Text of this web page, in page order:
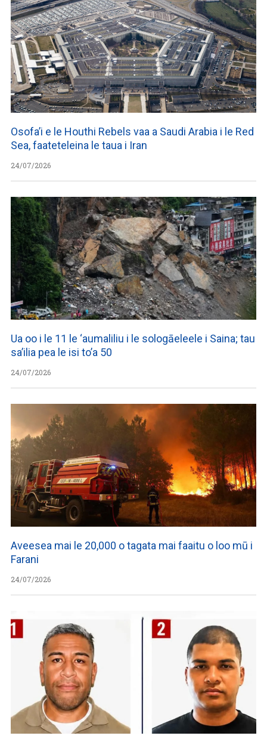
Osofa’i e le Houthi Rebels vaa a Saudi Arabia i le Red
Sea, faateteleina le taua i Iran
24/07/2026
Ua oo i le 11 le ‘aumaliliu i le sologāeleele i Saina; tau
sa’ilia pea le isi to’a 50
24/07/2026
Aveesea mai le 20,000 o tagata mai faaitu o loo mū i
Farani
24/07/2026